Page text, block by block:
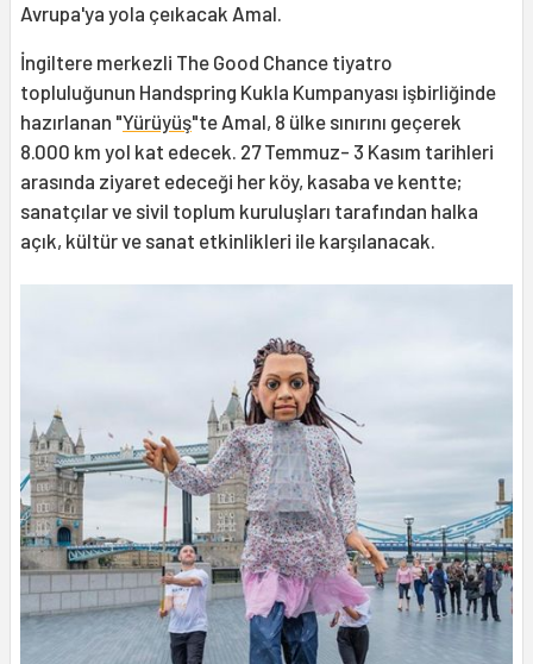
Avrupa'ya yola çeıkacak Amal.
İngiltere merkezli The Good Chance tiyatro
topluluğunun Handspring Kukla Kumpanyası işbirliğinde
hazırlanan "Yürüyüş"te Amal, 8 ülke sınırını geçerek
8.000 km yol kat edecek. 27 Temmuz- 3 Kasım tarihleri
arasında ziyaret edeceği her köy, kasaba ve kentte;
sanatçılar ve sivil toplum kuruluşları tarafından halka
açık, kültür ve sanat etkinlikleri ile karşılanacak.